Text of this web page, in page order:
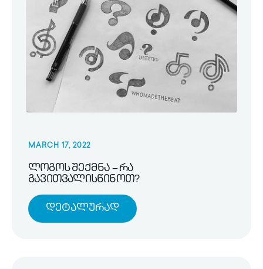
MARCH 17, 2022
ლოგოს შექმნა – რა
გავითვალისწინოთ?
Დეტალურად